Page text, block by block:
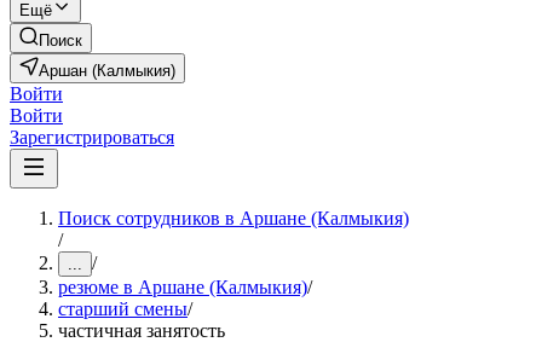
Ещё
Поиск
Аршан (Калмыкия)
Войти
Войти
Зарегистрироваться
Поиск сотрудников в Аршане (Калмыкия)
/
... /
резюме в Аршане (Калмыкия)/
старший смены/
частичная занятость